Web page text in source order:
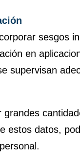
sesgos
en
supervisan
estos datos,